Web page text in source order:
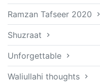
Ramzan Tafseer 2020
Shuzraat
Unforgettable
Waliullahi thoughts